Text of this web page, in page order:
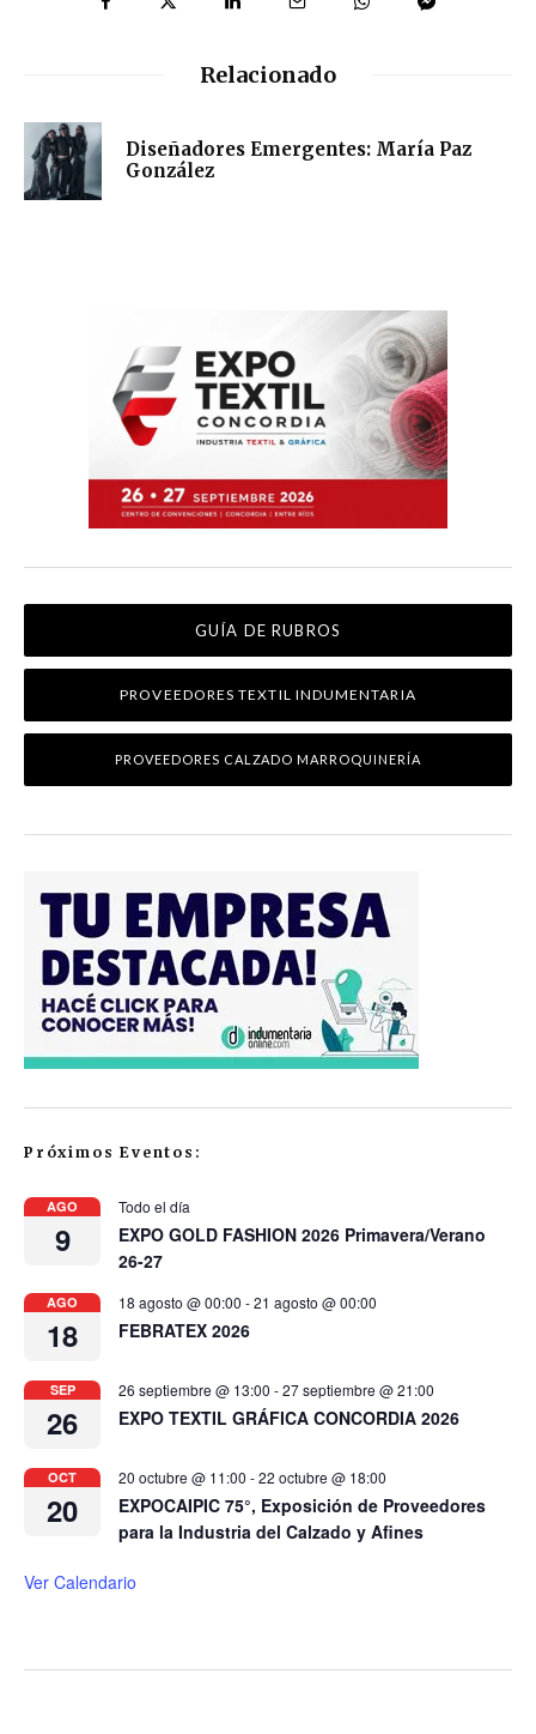
Relacionado
Diseñadores Emergentes: María Paz
González
GUÍA DE RUBROS
PROVEEDORES TEXTIL INDUMENTARIA
PROVEEDORES CALZADO MARROQUINERÍA
Próximos Eventos:
AGO
9
Todo el día
EXPO GOLD FASHION 2026 Primavera/Verano
26-27
AGO
18
18 agosto @ 00:00 -21 agosto @ 00:00
FEBRATEX 2026
SEP
26
26 septiembre @ 13:00 -27 septiembre @ 21:00
EXPO TEXTIL GRÁFICA CONCORDIA 2026
OCT
20
20 octubre @ 11:00 -22 octubre @ 18:00
EXPOCAIPIC 75°, Exposición de Proveedores
para la Industria del Calzado y Afines
Ver Calendario